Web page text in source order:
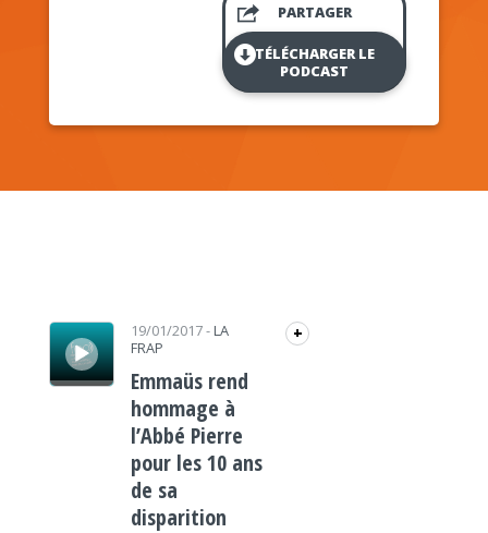
PARTAGER
TÉLÉCHARGER LE
PODCAST
Lecteur audio 19/01/2017- LA
FRAP
+
Emmaüs rend
hommage à
l’Abbé Pierre
pour les 10 ans
de sa
disparition